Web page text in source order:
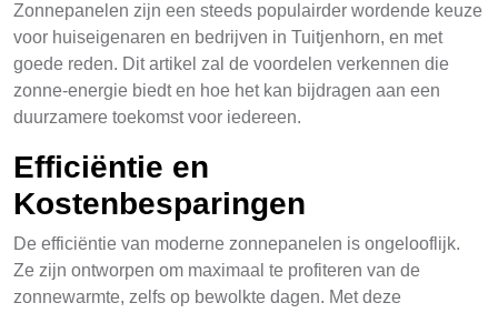
Zonnepanelen zijn een steeds populairder wordende keuze
voor huiseigenaren en bedrijven in Tuitjenhorn, en met
goede reden. Dit artikel zal de voordelen verkennen die
zonne-energie biedt en hoe het kan bijdragen aan een
duurzamere toekomst voor iedereen.
Efficiëntie en
Kostenbesparingen
De efficiëntie van moderne zonnepanelen is ongelooflijk.
Ze zijn ontworpen om maximaal te profiteren van de
zonnewarmte, zelfs op bewolkte dagen. Met deze